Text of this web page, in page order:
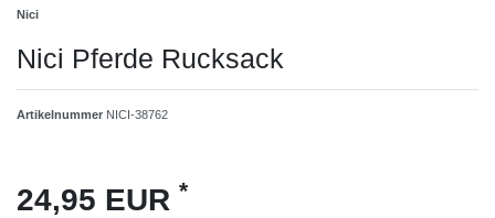
Nici
Nici Pferde Rucksack
Artikelnummer NICI-38762
24,95 EUR *